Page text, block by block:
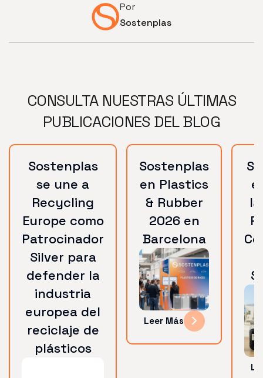
Por
Sostenplas
CONSULTA NUESTRAS ÚLTIMAS
PUBLICACIONES DEL BLOG
Sostenplas
se une a
Recycling
Europe como
Patrocinador
Silver para
defender la
industria
europea del
reciclaje de
plásticos
Sostenplas
en Plastics
& Rubber
2026 en
Barcelona
Leer Más